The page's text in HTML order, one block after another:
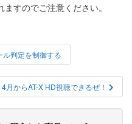
すのでご注意ください。
判定を制御する
月からAT-X HD視聴できるぜ！